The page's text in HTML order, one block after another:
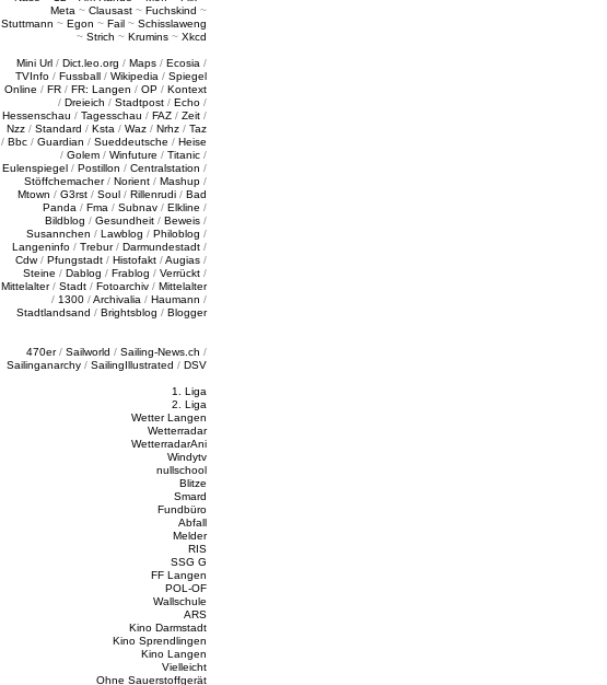
Meta ~ Clausast ~ Fuchskind ~
Stuttmann ~ Egon ~ Fail ~ Schisslaweng
~ Strich ~ Krumins ~ Xkcd
Mini Url / Dict.leo.org / Maps / Ecosia /
TVInfo / Fussball / Wikipedia / Spiegel
Online / FR / FR: Langen / OP / Kontext
/ Dreieich / Stadtpost / Echo /
Hessenschau / Tagesschau / FAZ / Zeit /
Nzz / Standard / Ksta / Waz / Nrhz / Taz
/ Bbc / Guardian / Sueddeutsche / Heise
/ Golem / Winfuture / Titanic /
Eulenspiegel / Postillon / Centralstation /
Stöffchemacher/ Norient / Mashup /
Mtown / G3rst / Soul / Rillenrudi / Bad
Panda / Fma / Subnav / Elkline /
Bildblog / Gesundheit / Beweis /
Susannchen / Lawblog / Philoblog /
Langeninfo / Trebur/ Darmundestadt /
Cdw/ Pfungstadt / Histofakt /Augias /
Steine / Dablog / Frablog / Verrückt /
Mittelalter/ Stadt / Fotoarchiv / Mittelalter
/ 1300 /Archivalia / Haumann /
Stadtlandsand / Brightsblog / Blogger
470er/ Sailworld / Sailing-News.ch /
Sailinganarchy / SailingIllustrated / DSV
1. Liga
2. Liga
Wetter Langen
Wetterradar
WetterradarAni
Windytv
nullschool
Blitze
Smard
Fundbüro
Abfall
Melder
RIS
SSG G
FF Langen
POL-OF
Wallschule
ARS
Kino Darmstadt
Kino Sprendlingen
Kino Langen
Vielleicht
Ohne Sauerstoffgerät